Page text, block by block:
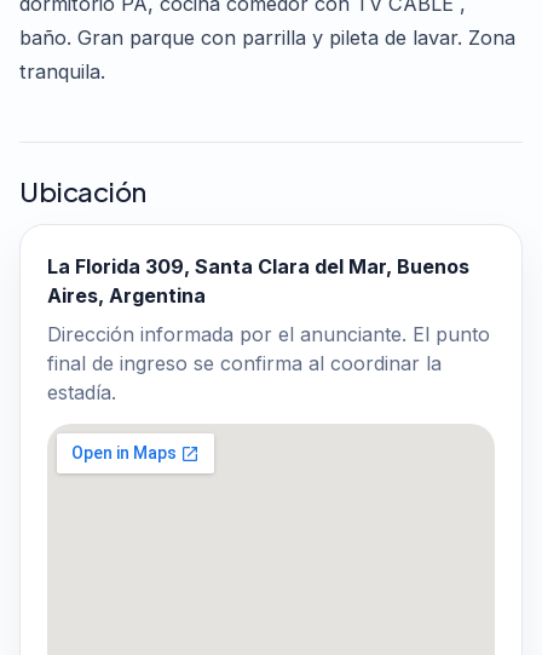
baño. Gran parque con parrilla y pileta de lavar. Zona
tranquila.
Ubicación
La Florida 309, Santa Clara del Mar, Buenos
Aires, Argentina
Dirección informada por el anunciante. El punto
final de ingreso se confirma al coordinar la
estadía.